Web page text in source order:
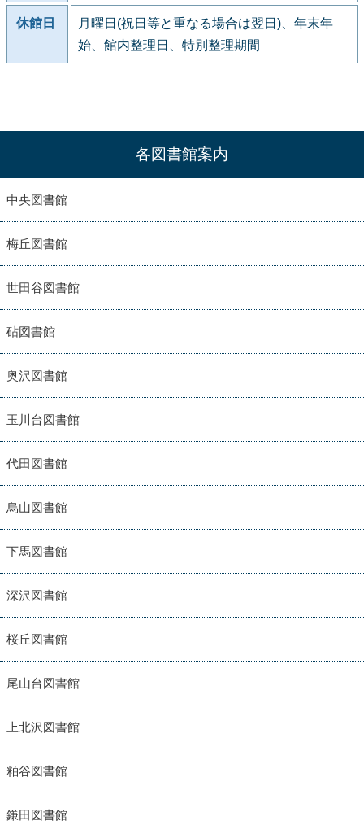
休館日
月曜日(祝日等と重なる場合は翌日)、年末年
始、館内整理日、特別整理期間
各図書館案内
中央図書館
梅丘図書館
世田谷図書館
砧図書館
奥沢図書館
玉川台図書館
代田図書館
烏山図書館
下馬図書館
深沢図書館
桜丘図書館
尾山台図書館
上北沢図書館
粕谷図書館
鎌田図書館